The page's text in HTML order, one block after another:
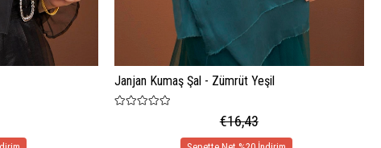
Janjan Kumaş Şal - Zümrüt Yeşil
€16,43